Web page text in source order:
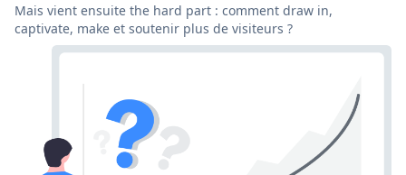
Mais vient ensuite the hard part : comment draw in,
captivate, make et soutenir plus de visiteurs ?